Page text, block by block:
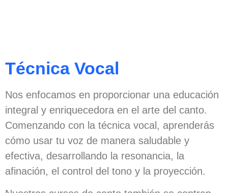
Técnica Vocal
Nos enfocamos en proporcionar una educación
integral y enriquecedora en el arte del canto.
Comenzando con la técnica vocal, aprenderás
cómo usar tu voz de manera saludable y
efectiva, desarrollando la resonancia, la
afinación, el control del tono y la proyección.